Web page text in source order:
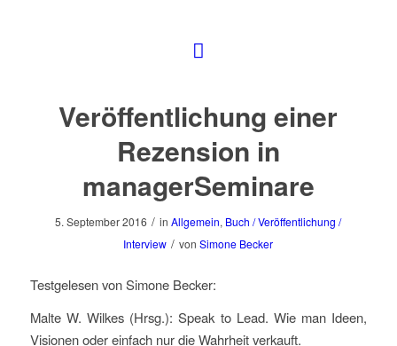
Veröffentlichung einer
Rezension in
managerSeminare
5. September 2016 / inAllgemein, Buch / Veröffentlichung /
Interview / vonSimone Becker
Testgelesen von Simone Becker:
Malte W. Wilkes (Hrsg.): Speak to Lead. Wie man Ideen,
Visionen oder einfach nur die Wahrheit verkauft.